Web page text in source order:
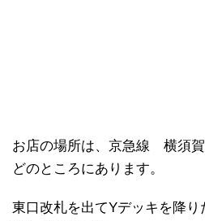
お店の場所は、京急線 横須
どのところにあります。
東口改札を出てYデッキを降